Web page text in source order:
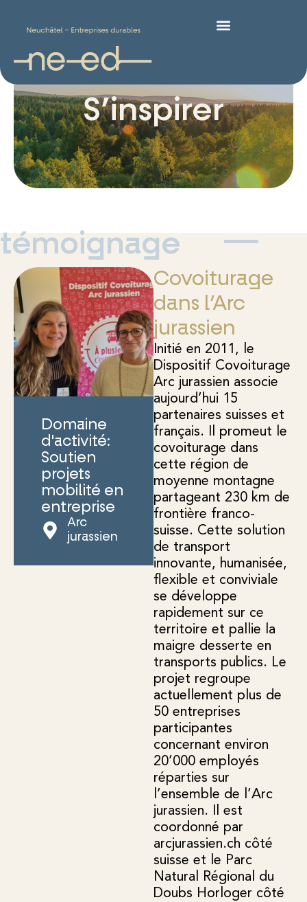
S’inspirer
témoignage
Covoiturage
dans l’Arc
jurassien
Initié en 2011, le
Dispositif Covoiturage
Arc jurassien associe
aujourd’hui 15
partenaires suisses et
français. Il promeut le
covoiturage dans
cette région de
moyenne montagne
partageant 230 km de
frontière franco-
suisse. Cette solution
de transport
innovante, humanisée,
flexible et conviviale
se développe
rapidement sur ce
territoire et pallie la
maigre desserte en
transports publics. Le
projet regroupe
actuellement plus de
50 entreprises
participantes
concernant environ
20’000 employés
réparties sur
l’ensemble de l’Arc
jurassien. Il est
coordonné par
arcjurassien.ch côté
suisse et le Parc
Natural Régional du
Doubs Horloger côté
Domaine
d'activité:
Soutien
projets
mobilité en
entreprise
Arc
jurassien